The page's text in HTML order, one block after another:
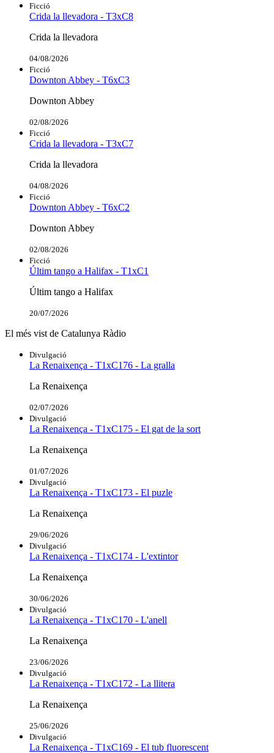
Ficció
Crida la llevadora - T3xC8
Crida la llevadora
04/08/2026
Ficció
Downton Abbey - T6xC3
Downton Abbey
02/08/2026
Ficció
Crida la llevadora - T3xC7
Crida la llevadora
04/08/2026
Ficció
Downton Abbey - T6xC2
Downton Abbey
02/08/2026
Ficció
Últim tango a Halifax - T1xC1
Últim tango a Halifax
20/07/2026
El més vist de Catalunya Ràdio
Divulgació
La Renaixença - T1xC176 - La gralla
La Renaixença
02/07/2026
Divulgació
La Renaixença - T1xC175 - El gat de la sort
La Renaixença
01/07/2026
Divulgació
La Renaixença - T1xC173 - El puzle
La Renaixença
29/06/2026
Divulgació
La Renaixença - T1xC174 - L'extintor
La Renaixença
30/06/2026
Divulgació
La Renaixença - T1xC170 - L'anell
La Renaixença
23/06/2026
Divulgació
La Renaixença - T1xC172 - La llitera
La Renaixença
25/06/2026
Divulgació
La Renaixença - T1xC169 - El tub fluorescent